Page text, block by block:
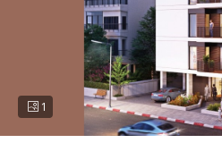
1